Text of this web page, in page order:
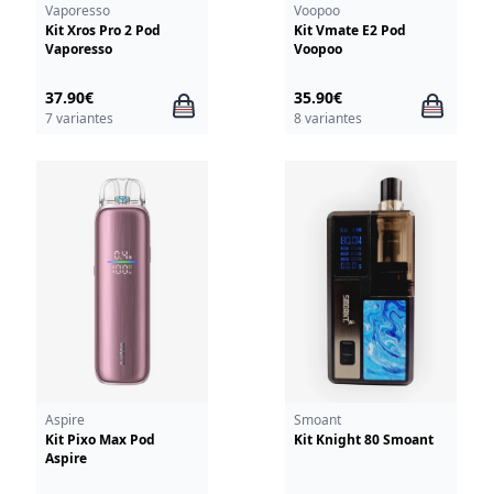
Vaporesso
Kit Xros Pro 2 Pod
Vaporesso
37.90€
7 variantes
Voopoo
Kit Vmate E2 Pod
Voopoo
35.90€
8 variantes
Aspire
Kit Pixo Max Pod
Aspire
Smoant
Kit Knight 80 Smoant